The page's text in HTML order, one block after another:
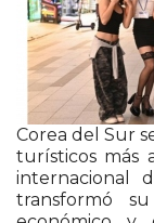
Corea del Sur
turísticos más
internacional
transformó